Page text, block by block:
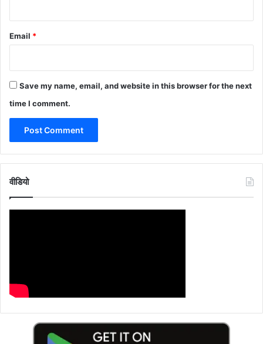
Email *
Save my name, email, and website in this browser for the next
time I comment.
वीडियो